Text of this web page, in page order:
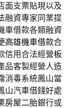
面支票貼現以及
融資專家同業提
車借款各類融資
高雄機車借款合
信用合法經營板
品客製經營人造
消毒系統鳳山當
山汽車借錢好處
房屋二胎銀行或